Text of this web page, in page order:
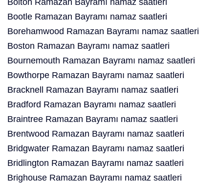
Bolton Ramazan Bayramı namaz saatleri
Bootle Ramazan Bayramı namaz saatleri
Borehamwood Ramazan Bayramı namaz saatleri
Boston Ramazan Bayramı namaz saatleri
Bournemouth Ramazan Bayramı namaz saatleri
Bowthorpe Ramazan Bayramı namaz saatleri
Bracknell Ramazan Bayramı namaz saatleri
Bradford Ramazan Bayramı namaz saatleri
Braintree Ramazan Bayramı namaz saatleri
Brentwood Ramazan Bayramı namaz saatleri
Bridgwater Ramazan Bayramı namaz saatleri
Bridlington Ramazan Bayramı namaz saatleri
Brighouse Ramazan Bayramı namaz saatleri